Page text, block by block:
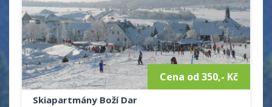
Cena od 350,- Kč
Skiapartmány Boží Dar